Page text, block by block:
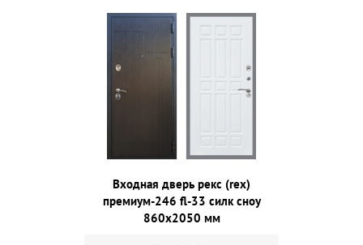
Входная дверь рекс (rex)
премиум-246 fl-33 силк сноу
860х2050 мм